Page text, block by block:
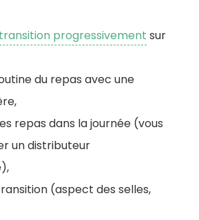
transition progressivement sur
du repas avec une
repas dans la journée (vous
un distributeur
(aspect des selles,